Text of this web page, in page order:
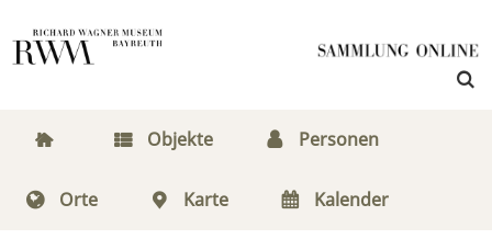
Objekte Personen
Orte Karte Kalender